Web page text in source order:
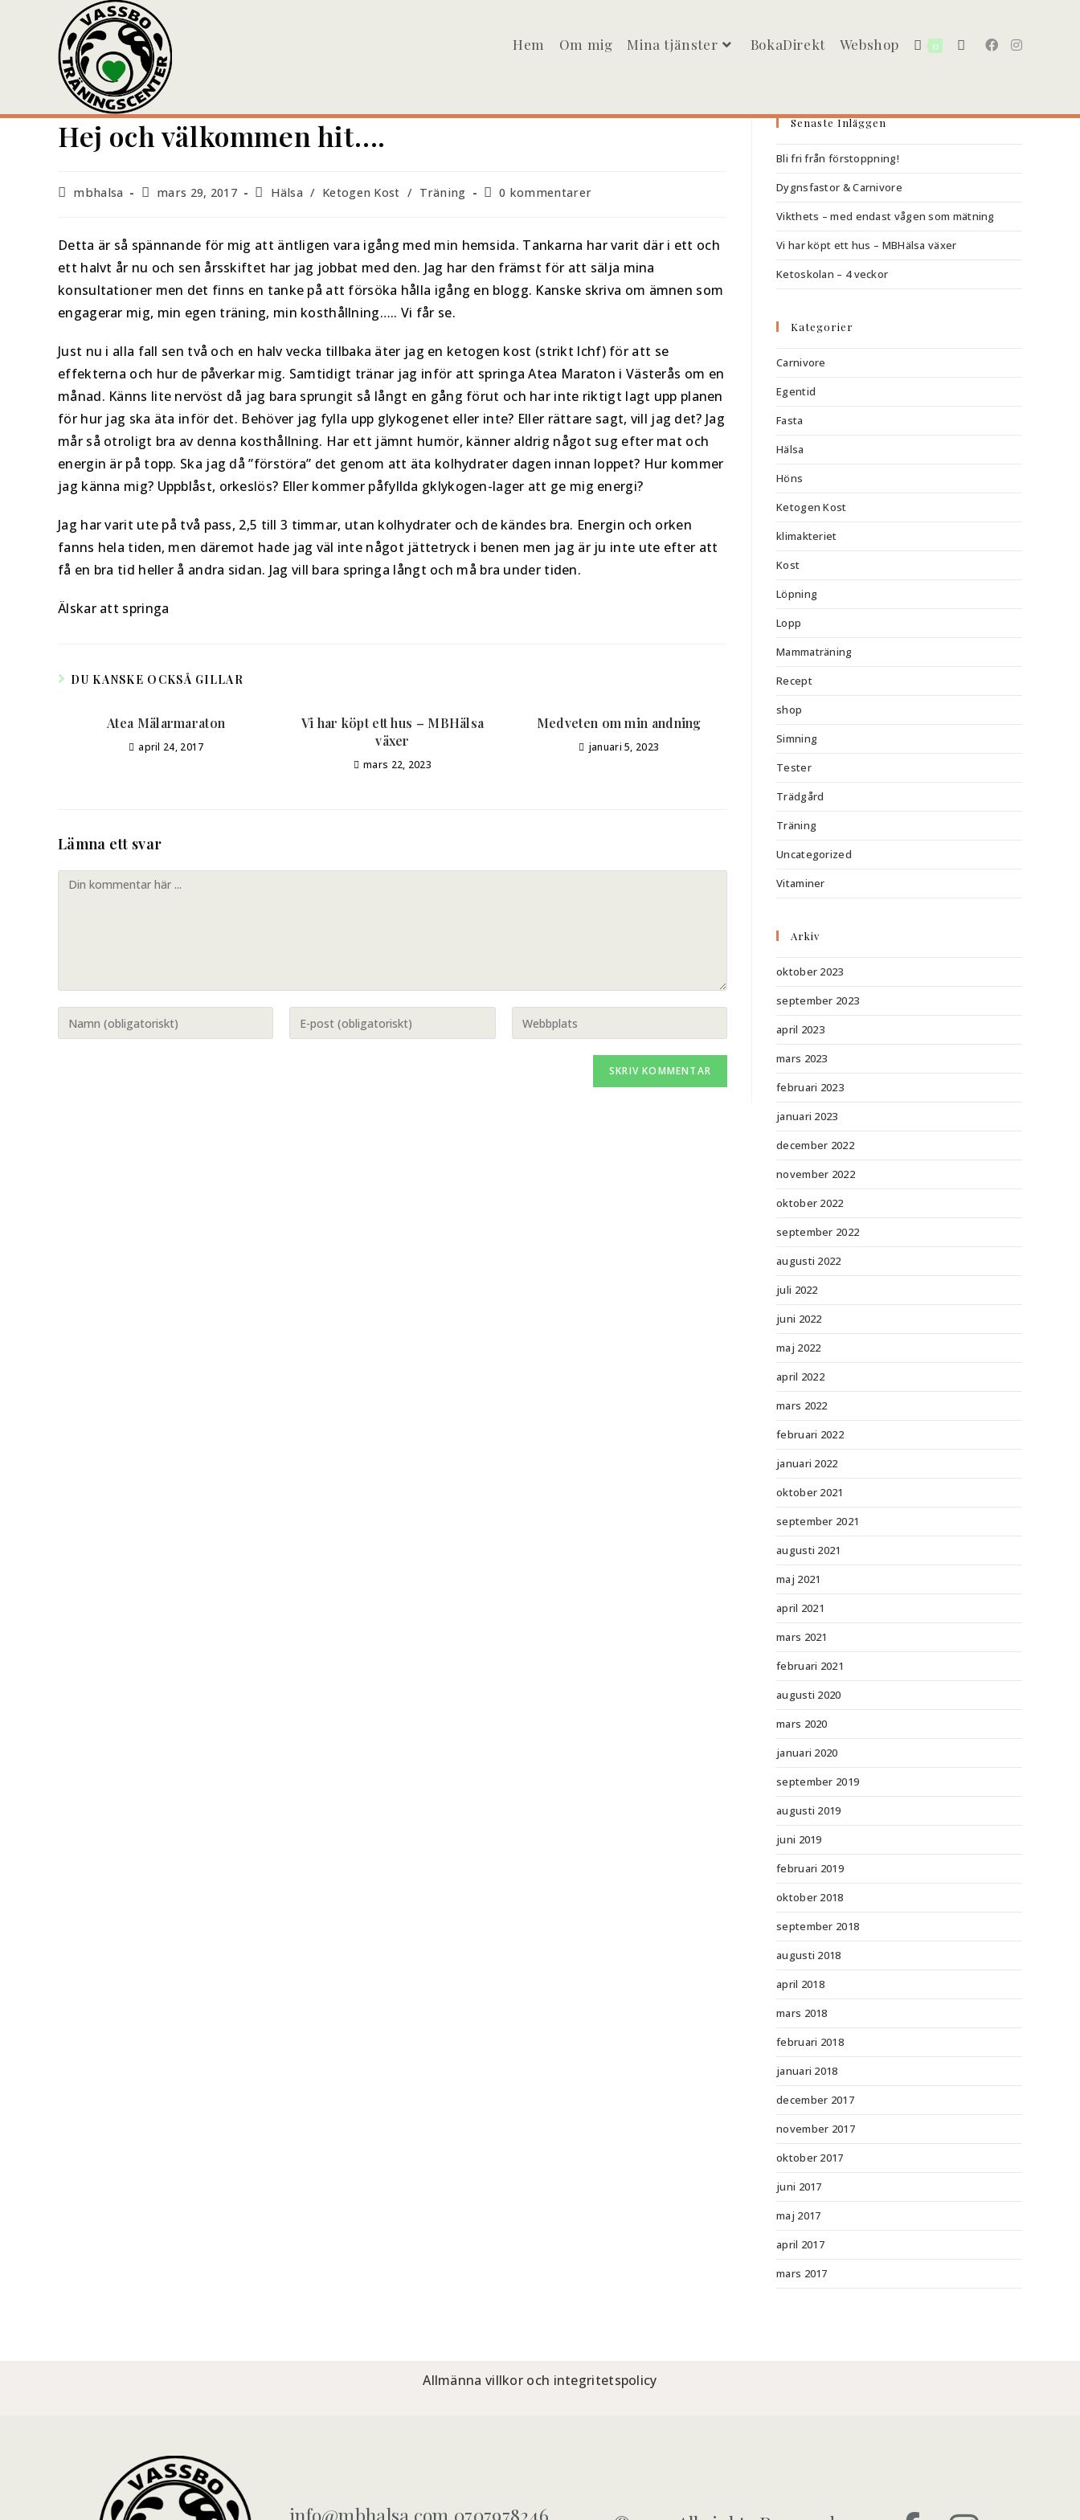
Hem Om mig Mina tjänster BokaDirekt Webshop 0
Hej och välkommen hit….
mbhalsa mars 29, 2017 Hälsa / Ketogen Kost / Träning 0 kommentarer
Detta är så spännande för mig att äntligen vara igång med min hemsida. Tankarna har varit där i ett och
ett halvt år nu och sen årsskiftet har jag jobbat med den. Jag har den främst för att sälja mina
konsultationer men det finns en tanke på att försöka hålla igång en blogg. Kanske skriva om ämnen som
engagerar mig, min egen träning, min kosthållning….. Vi får se.
Just nu i alla fall sen två och en halv vecka tillbaka äter jag en ketogen kost (strikt lchf) för att se
effekterna och hur de påverkar mig. Samtidigt tränar jag inför att springa Atea Maraton i Västerås om en
månad. Känns lite nervöst då jag bara sprungit så långt en gång förut och har inte riktigt lagt upp planen
för hur jag ska äta inför det. Behöver jag fylla upp glykogenet eller inte? Eller rättare sagt, vill jag det? Jag
mår så otroligt bra av denna kosthållning. Har ett jämnt humör, känner aldrig något sug efter mat och
energin är på topp. Ska jag då ”förstöra” det genom att äta kolhydrater dagen innan loppet? Hur kommer
jag känna mig? Uppblåst, orkeslös? Eller kommer påfyllda gklykogen-lager att ge mig energi?
Jag har varit ute på två pass, 2,5 till 3 timmar, utan kolhydrater och de kändes bra. Energin och orken
fanns hela tiden, men däremot hade jag väl inte något jättetryck i benen men jag är ju inte ute efter att
få en bra tid heller å andra sidan. Jag vill bara springa långt och må bra under tiden.
Älskar att springa
DU KANSKE OCKSÅ GILLAR
Atea Mälarmaraton
april 24, 2017
Vi har köpt ett hus – MBHälsa
växer
mars 22, 2023
Medveten om min andning
januari 5, 2023
Lämna ett svar
Senaste Inläggen
Bli fri från förstoppning!
Dygnsfastor & Carnivore
Vikthets – med endast vågen som mätning
Vi har köpt ett hus – MBHälsa växer
Ketoskolan – 4 veckor
Kategorier
Carnivore
Egentid
Fasta
Hälsa
Höns
Ketogen Kost
klimakteriet
Kost
Löpning
Lopp
Mammaträning
Recept
shop
Simning
Tester
Trädgård
Träning
Uncategorized
Vitaminer
Arkiv
oktober 2023
september 2023
april 2023
mars 2023
februari 2023
januari 2023
december 2022
november 2022
oktober 2022
september 2022
augusti 2022
juli 2022
juni 2022
maj 2022
april 2022
mars 2022
februari 2022
januari 2022
oktober 2021
september 2021
augusti 2021
maj 2021
april 2021
mars 2021
februari 2021
augusti 2020
mars 2020
januari 2020
september 2019
augusti 2019
juni 2019
februari 2019
oktober 2018
september 2018
augusti 2018
april 2018
mars 2018
februari 2018
januari 2018
december 2017
november 2017
oktober 2017
juni 2017
maj 2017
april 2017
mars 2017
Allmänna villkor och integritetspolicy